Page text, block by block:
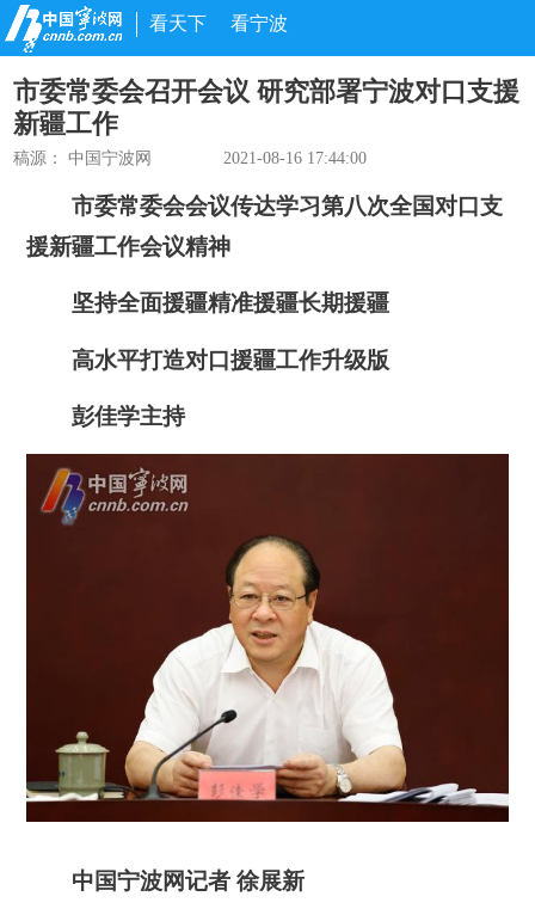
看天下 看宁波
市委常委会召开会议 研究部署宁波对口支援
新疆工作
稿源： 中国宁波网 2021-08-16 17:44:00
市委常委会会议传达学习第八次全国对口支
援新疆工作会议精神
坚持全面援疆精准援疆长期援疆
高水平打造对口援疆工作升级版
彭佳学主持
中国宁波网记者 徐展新